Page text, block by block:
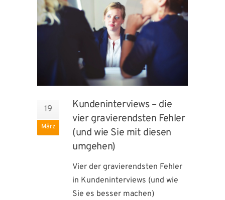
19
März
Kundeninterviews – die
vier gravierendsten Fehler
(und wie Sie mit diesen
umgehen)
Vier der gravierendsten Fehler
in Kundeninterviews (und wie
Sie es besser machen)